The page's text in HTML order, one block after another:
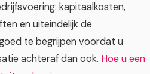
kapitaalkosten,
en uiteindelijk de
te begrijpen voordat u
achteraf dan ook. Hoe u een